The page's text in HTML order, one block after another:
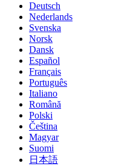
Deutsch
Nederlands
Svenska
Norsk
Dansk
Español
Français
Português
Italiano
Română
Polski
Čeština
Magyar
Suomi
日本語